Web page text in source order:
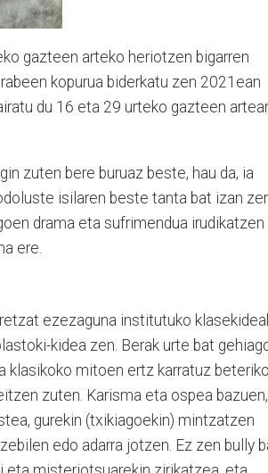
gazteen arteko heriotzen bigarren
kopurua biderkatu zen 2021ean
du 16 eta 29 urteko gazteen
zuten bere buruaz beste, hau da, ia
isilaren beste tanta bat izan
drama eta sufrimendua irudikatzen
ere.
ezezaguna institutuko
kidea zen. Berak urte bat
klasikoko mitoen ertz karratuz
zuten. Karisma eta ospea bazuen,
gurekin (txikiagoekin) mintzatzen
edo adarra jotzen. Ez zen bully